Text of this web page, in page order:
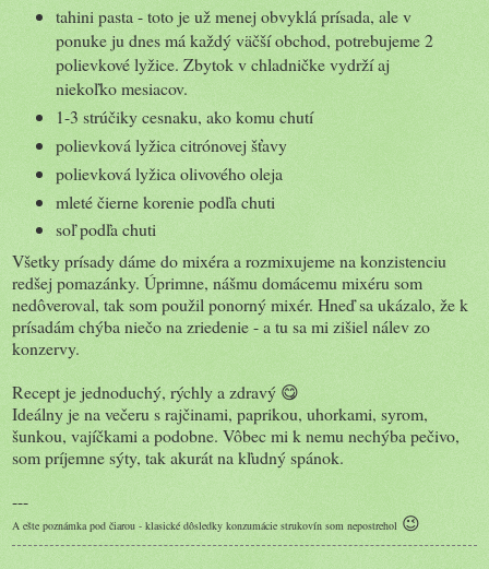
tahini pasta - toto je už menej obvyklá prísada, ale v
ponuke ju dnes má každý väčší obchod, potrebujeme 2
polievkové lyžice. Zbytok v chladničke vydrží aj
niekoľko mesiacov.
1-3 strúčiky cesnaku, ako komu chutí
polievková lyžica citrónovej šťavy
polievková lyžica olivového oleja
mleté čierne korenie podľa chuti
soľ podľa chuti
Všetky prísady dáme do mixéra a rozmixujeme na konzistenciu
redšej pomazánky. Úprimne, nášmu domácemu mixéru som
nedôveroval, tak som použil ponorný mixér. Hneď sa ukázalo, že k
prísadám chýba niečo na zriedenie - a tu sa mi zišiel nálev zo
konzervy.
Recept je jednoduchý, rýchly a zdravý 😋
Ideálny je na večeru s rajčinami, paprikou, uhorkami, syrom,
šunkou, vajíčkami a podobne. Vôbec mi k nemu nechýba pečivo,
som príjemne sýty, tak akurát na kľudný spánok.
---
A ešte poznámka pod čiarou - klasické dôsledky konzumácie strukovín som nepostrehol 😉